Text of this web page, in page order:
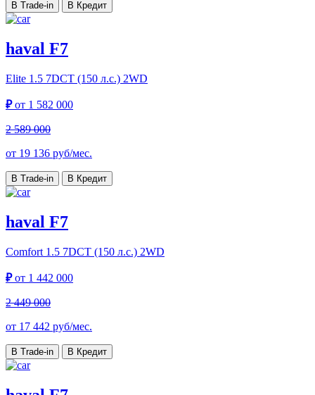
В Trade-in В Кредит
haval F7
Elite 1.5 7DCT (150 л.с.) 2WD
₽от 1 582 000
2 589 000
от 19 136 руб/мес.
В Trade-in В Кредит
haval F7
Comfort 1.5 7DCT (150 л.с.) 2WD
₽от 1 442 000
2 449 000
от 17 442 руб/мес.
В Trade-in В Кредит